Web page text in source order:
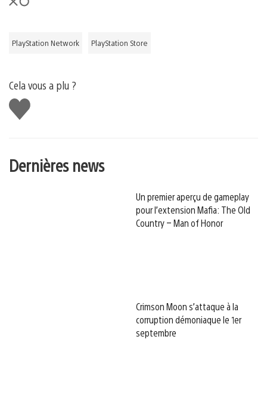
PlayStation Network PlayStation Store
Cela vous a plu ?
J'aime
Dernières news
Un premier aperçu de gameplay
pour l’extension Mafia: The Old
Country – Man of Honor
Crimson Moon s’attaque à la
corruption démoniaque le 1er
septembre